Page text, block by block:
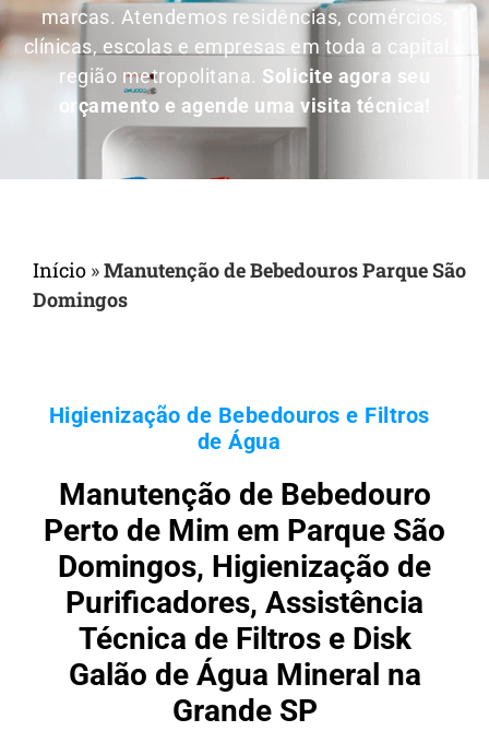
marcas. Atendemos residências, comércios,
clínicas, escolas e empresas em toda a capital e
região metropolitana. Solicite agora seu
orçamento e agende uma visita técnica!
Início »Manutenção de Bebedouros Parque São
Domingos
Higienização de Bebedouros e Filtros
de Água
Manutenção de Bebedouro
Perto de Mim em Parque São
Domingos, Higienização de
Purificadores, Assistência
Técnica de Filtros e Disk
Galão de Água Mineral na
Grande SP